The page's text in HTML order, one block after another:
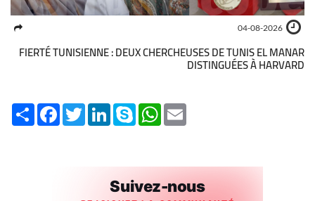
04-08-2026
FIERTÉ TUNISIENNE : DEUX CHERCHEUSES DE TUNIS EL MANAR
DISTINGUÉES À HARVARD
Share FacebookTwitterLinkedInSkype WhatsApp